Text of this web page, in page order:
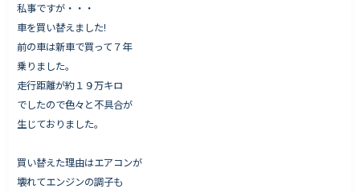
Works - 施工実績
オーナー様の声
完成案内
よくいただくご質問
お役立ちコラム
私事ですが・・・
車を買い替えました!
前の車は新車で買って７年
乗りました。
走行距離が約１９万キロ
でしたので色々と不具合が
生じておりました。
買い替えた理由はエアコンが
壊れてエンジンの調子も